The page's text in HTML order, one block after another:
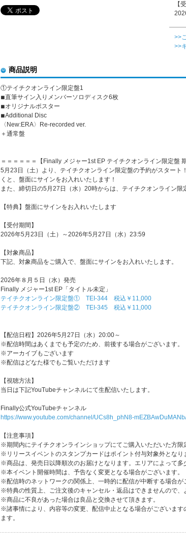
【
>>
>>
商品説明
①テイチクオンライン限定盤1
◾︎直筆サイン入りメンバーソロディスク6枚
◾︎オリジナルポスター
◾︎Additional Disc
〈New:ERA〉Re-recorded ver.
＋通常盤
＝＝＝＝＝＝【Finally メジャー1st EP テイチクオンライン限定盤
5月23日（土）より、テイチクオンライン限定盤の予約がスター
くと、盤面にサインをお入れいたします！
また、締切日の5月27日（水）20時からは、テイチクオンライン
【特典】盤面にサインをお入れいたします
【受付期間】
2026年5月23日（土）～2026年5月27日（水）23:59
【対象商品】
下記、対象商品をご購入で、盤面にサインをお入れいたします。
2026年８月５日（水）発売
Finally メジャー1st EP「タイトル未定」
テイチクオンライン限定盤① TEI-344 税込￥11,000
テイチクオンライン限定盤② TEI-345 税込￥11,000
【配信日程】2026年5月27日（水）20:00～
※配信時間はあくまでも予定のため、前後する場合がございます。
※アーカイブもございます
※配信はどなた様でもご覧いただけます
【視聴方法】
当日は下記YouTubeチャンネルにて生配信いたします。
Finally公式YouTubeチャンネル
https://www.youtube.com/channel/UCs8h_phN8-
【注意事項】
※期間内にテイチクオンラインショップにてご購入いただいた方限
※リリースイベントのスタンプカードはポイント付与対象外となり
※商品は、発売日以降順次のお届けとなります。エリアによって多
※本イベント開催時間は、予告なく変更となる場合がございます。
※配信時のネットワークの関係上、一時的に配信が中断する場合が
※特典の性質上、ご注文後のキャンセル・返品はできませんので、
※商品に不良があった場合は良品と交換させて頂きます。
※諸事情により、内容等の変更、配信中止となる場合がございま
ます。